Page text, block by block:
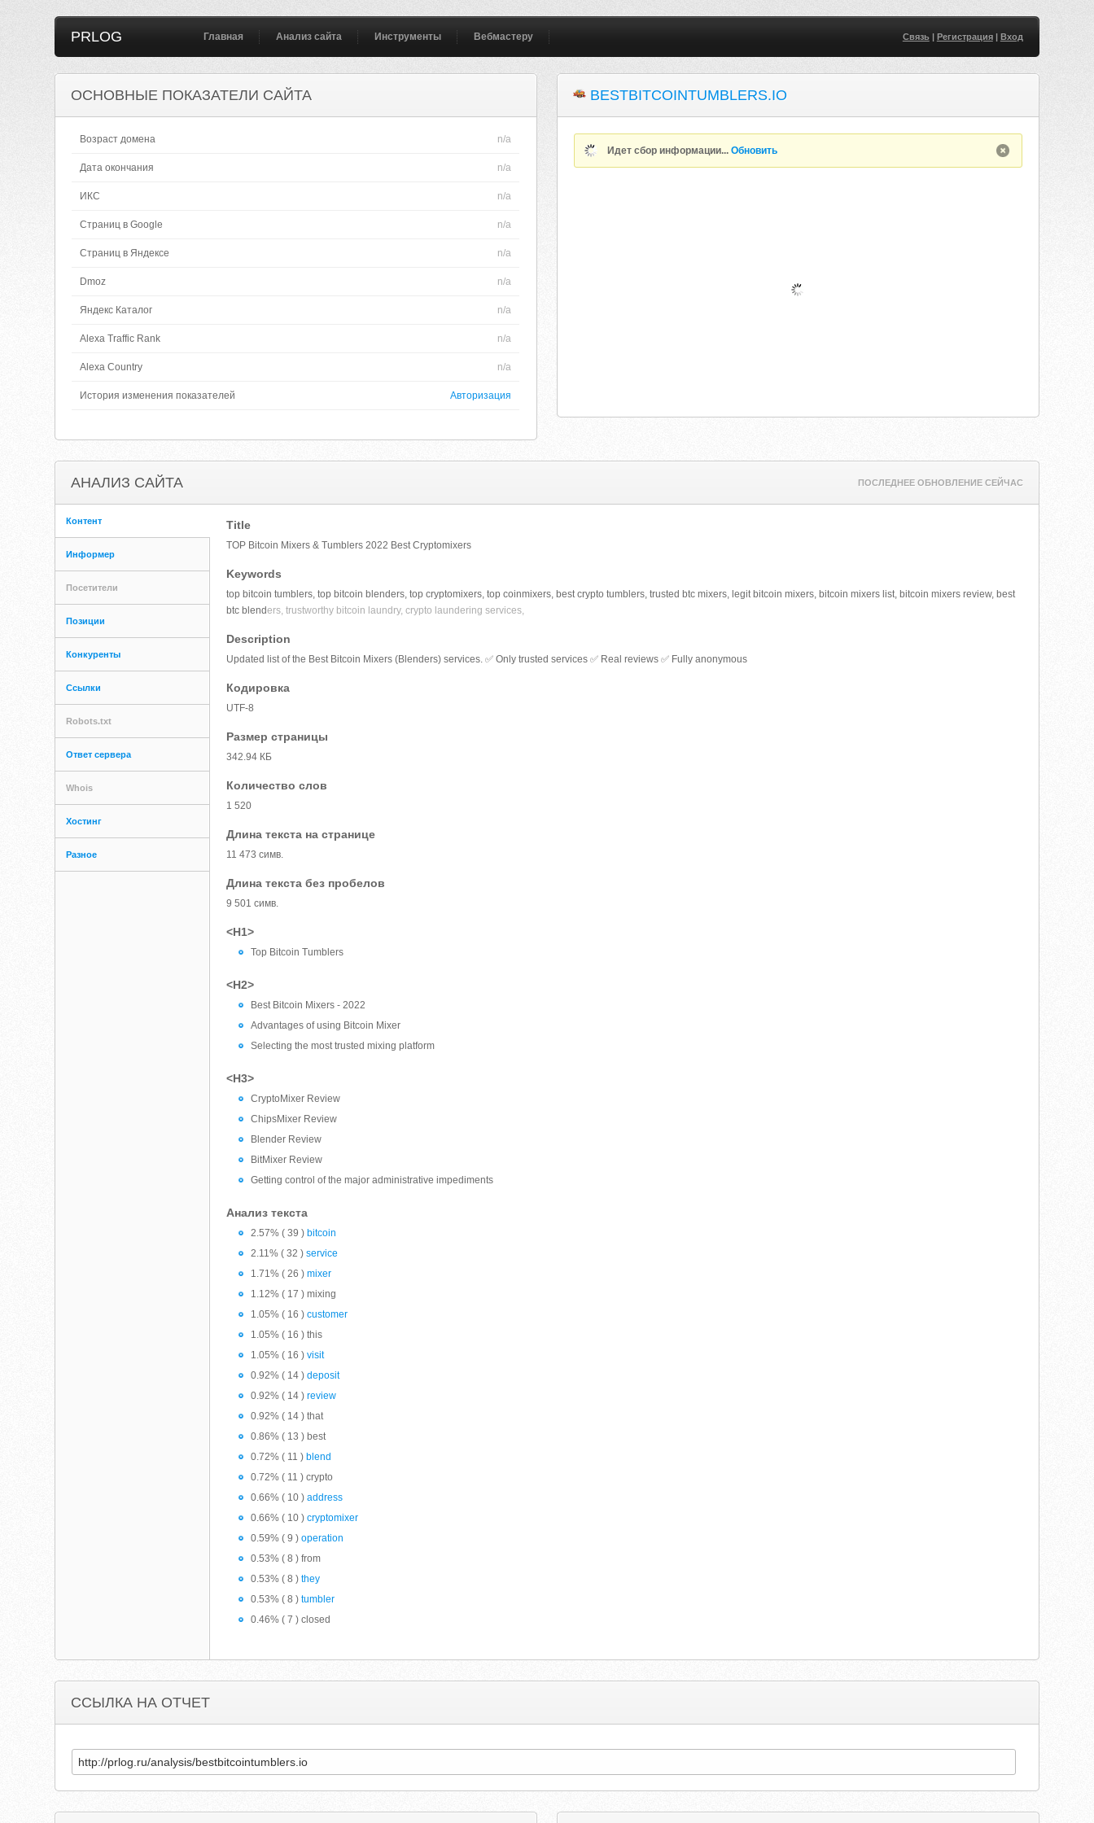
PRLOG Главная Анализ сайта Инструменты Вебмастеру Связь| Регистрация| Вход
ОСНОВНЫЕ ПОКАЗАТЕЛИ САЙТА
Возраст домена n/a
Дата окончания n/a
ИКС n/a
Страниц в Google n/a
Страниц в Яндексе n/a
Dmoz n/a
Яндекс Каталог n/a
Alexa Traffic Rank n/a
Alexa Country n/a
История изменения показателей Авторизация
BESTBITCOINTUMBLERS.IO
Идет сбор информации...Обновить
АНАЛИЗ САЙТА ПОСЛЕДНЕЕ ОБНОВЛЕНИЕ СЕЙЧАС
Контент
Информер
Посетители
Позиции
Конкуренты
Ссылки
Robots.txt
Ответ сервера
Whois
Хостинг
Разное
Title
TOP Bitcoin Mixers & Tumblers 2022 Best Cryptomixers
Keywords
top bitcoin tumblers, top bitcoin blenders, top cryptomixers, top coinmixers, best crypto tumblers, trusted btc mixers, legit bitcoin mixers, bitcoin mixers list, bitcoin mixers review, best
btc blenders, trustworthy bitcoin laundry, crypto laundering services,
Description
Updated list of the Best Bitcoin Mixers (Blenders) services. ✅ Only trusted services ✅ Real reviews ✅ Fully anonymous
Кодировка
UTF-8
Размер страницы
342.94 КБ
Количество слов
1 520
Длина текста на странице
11 473 симв.
Длина текста без пробелов
9 501 симв.
<H1>
Top Bitcoin Tumblers
<H2>
Best Bitcoin Mixers - 2022
Advantages of using Bitcoin Mixer
Selecting the most trusted mixing platform
<H3>
CryptoMixer Review
ChipsMixer Review
Blender Review
BitMixer Review
Getting control of the major administrative impediments
Анализ текста
2.57% ( 39 ) bitcoin
2.11% ( 32 )service
1.71% ( 26 )mixer
1.12% ( 17 ) mixing
1.05% ( 16 )customer
1.05% ( 16 ) this
1.05% ( 16 )visit
0.92% ( 14 )deposit
0.92% ( 14 )review
0.92% ( 14 ) that
0.86% ( 13 ) best
0.72% ( 11 ) blend
0.72% ( 11 ) crypto
0.66% ( 10 )address
0.66% ( 10 )cryptomixer
0.59% ( 9 )operation
0.53% ( 8 ) from
0.53% ( 8 )they
0.53% ( 8 )tumbler
0.46% ( 7 ) closed
ССЫЛКА НА ОТЧЕТ